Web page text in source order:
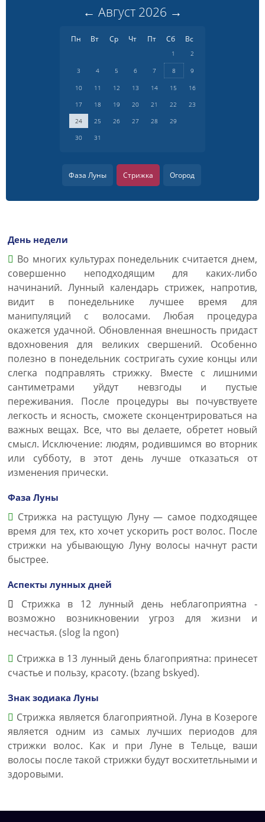
← Август 2026 →
Пн Вт Ср Чт Пт Сб Вс
1 2
3 4 5 6 7 8 9
10 11 12 13 14 15
16
17
18 19 20 21 22
23
24
25 26 27 28
29
30
31
Фаза Луны Стрижка Огород
День недели
Во многих культурах понедельник считается днем,
совершенно неподходящим для каких-либо
начинаний. Лунный календарь стрижек, напротив,
видит в понедельнике лучшее время для
манипуляций с волосами. Любая процедура
окажется удачной. Обновленная внешность придаст
вдохновения для великих свершений. Особенно
полезно в понедельник состригать сухие концы или
слегка подправлять стрижку. Вместе с лишними
сантиметрами уйдут невзгоды и пустые
переживания. После процедуры вы почувствуете
легкость и ясность, сможете сконцентрироваться на
важных вещах. Все, что вы делаете, обретет новый
смысл. Исключение: людям, родившимся во вторник
или субботу, в этот день лучше отказаться от
изменения прически.
Фаза Луны
Стрижка на растущую Луну — самое подходящее
время для тех, кто хочет ускорить рост волос. После
стрижки на убывающую Луну волосы начнут расти
быстрее.
Аспекты лунных дней
Стрижка в 12 лунный день неблагоприятна -
возможно возникновении угроз для жизни и
несчастья. (slog la ngon)
Стрижка в 13 лунный день благоприятна: принесет
счастье и пользу, красоту. (bzang bskyed).
Знак зодиака Луны
Стрижка является благоприятной. Луна в Козероге
является одним из самых лучших периодов для
стрижки волос. Как и при Луне в Тельце, ваши
волосы после такой стрижки будут восхитетльными и
здоровыми.